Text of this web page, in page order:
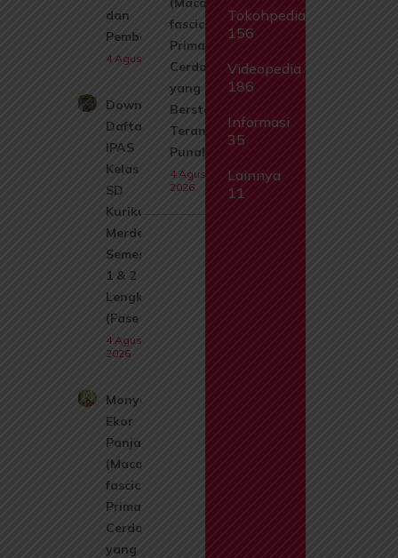
dan
Pembahasan
4 Agustus 2026
Download
Daftar Isi
IPAS
Kelas 1
SD
Kurikulum
Merdeka
Semester
1 & 2
Lengkap
(Fase A)
4 Agustus
2026
Monyet
Ekor
Panjang
(Macaca
fascicularis):
Primata
Cerdas
yang Kini
fascicularis):
Primata
Cerdas
yang Kini
Berstatus
Terancam
Punah
4 Agustus
2026
Tokohpedia
156
Videopedia
186
Informasi
35
Lainnya
11